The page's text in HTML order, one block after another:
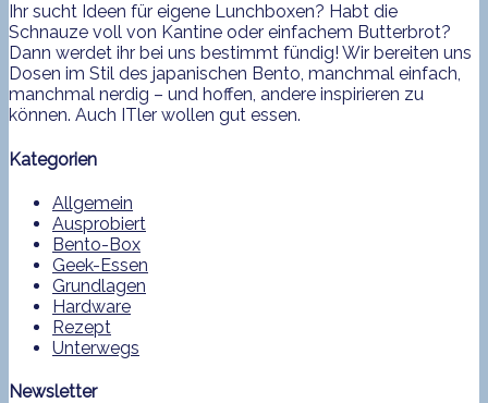
Ihr sucht Ideen für eigene Lunchboxen? Habt die
Schnauze voll von Kantine oder einfachem Butterbrot?
Dann werdet ihr bei uns bestimmt fündig! Wir bereiten uns
Dosen im Stil des japanischen Bento, manchmal einfach,
manchmal nerdig – und hoffen, andere inspirieren zu
können. Auch ITler wollen gut essen.
Kategorien
Allgemein
Ausprobiert
Bento-Box
Geek-Essen
Grundlagen
Hardware
Rezept
Unterwegs
Newsletter